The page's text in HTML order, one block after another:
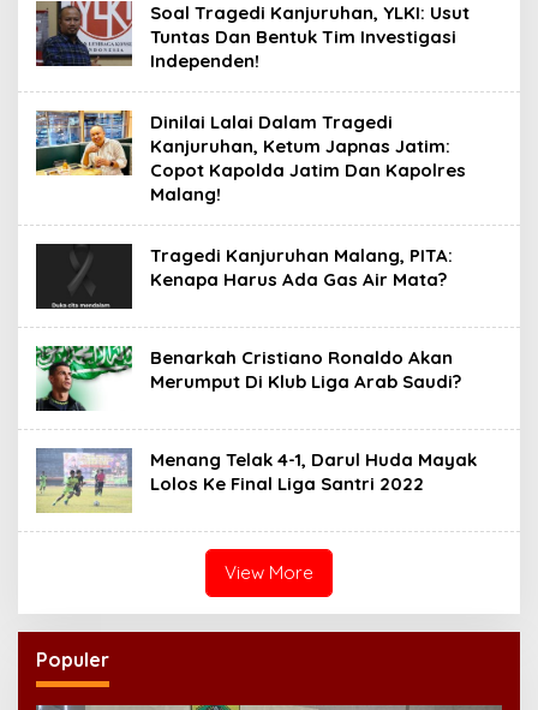
Soal Tragedi Kanjuruhan, YLKI: Usut
Tuntas Dan Bentuk Tim Investigasi
Independen!
Dinilai Lalai Dalam Tragedi
Kanjuruhan, Ketum Japnas Jatim:
Copot Kapolda Jatim Dan Kapolres
Malang!
Tragedi Kanjuruhan Malang, PITA:
Kenapa Harus Ada Gas Air Mata?
Benarkah Cristiano Ronaldo Akan
Merumput Di Klub Liga Arab Saudi?
Menang Telak 4-1, Darul Huda Mayak
Lolos Ke Final Liga Santri 2022
View More
Populer